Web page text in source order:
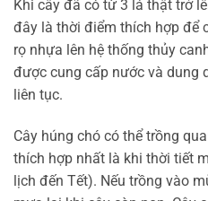
Khi cây đã có từ 3 lá thật trở
đây là thời điểm thích hợp để
rọ nhựa lên hệ thống thủy
được cung cấp nước và dung
liên tục.
Cây húng chó có thể trồng
thích hợp nhất là khi thời tiết
lịch đến Tết). Nếu trồng vào